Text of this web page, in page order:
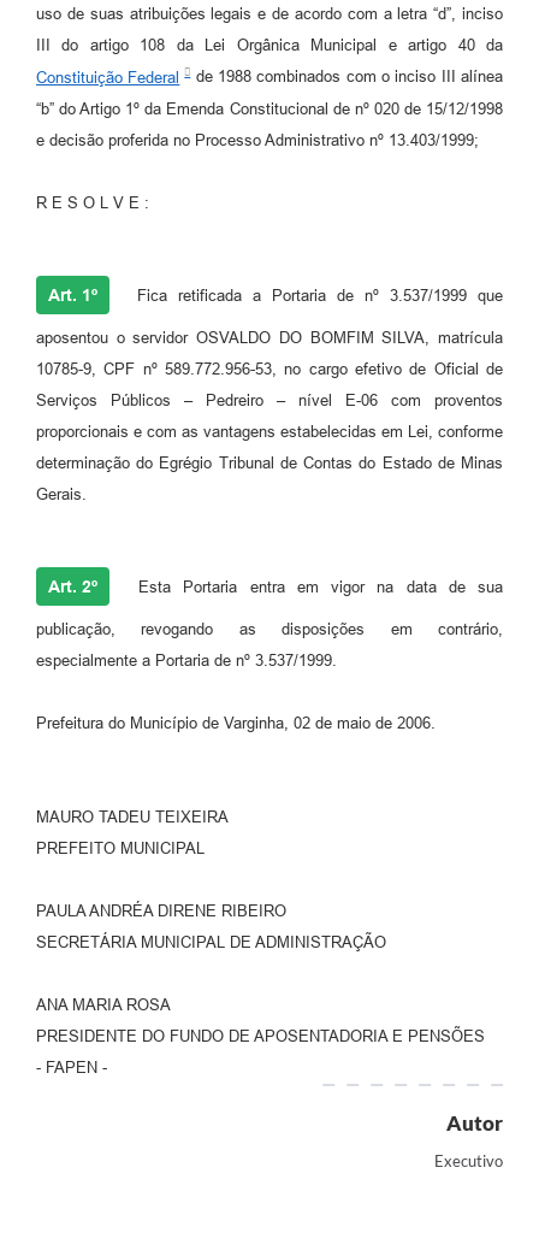
uso de suas atribuições legais e de acordo com a letra “d”, inciso
III do artigo 108 da Lei Orgânica Municipal e artigo 40 da
Constituição Federal
de 1988 combinados com o inciso III alínea
“b” do Artigo 1º da Emenda Constitucional de nº 020 de 15/12/1998
e decisão proferida no Processo Administrativo nº 13.403/1999;
R E S O L V E :
Art. 1º Fica retificada a Portaria de nº 3.537/1999 que
aposentou o servidor OSVALDO DO BOMFIM SILVA, matrícula
10785-9, CPF nº 589.772.956-53, no cargo efetivo de Oficial de
Serviços Públicos – Pedreiro – nível E-06 com proventos
proporcionais e com as vantagens estabelecidas em Lei, conforme
determinação do Egrégio Tribunal de Contas do Estado de Minas
Gerais.
Art. 2º Esta Portaria entra em vigor na data de sua
publicação, revogando as disposições em contrário,
especialmente a Portaria de nº 3.537/1999.
Prefeitura do Município de Varginha, 02 de maio de 2006.
MAURO TADEU TEIXEIRA
PREFEITO MUNICIPAL
PAULA ANDRÉA DIRENE RIBEIRO
SECRETÁRIA MUNICIPAL DE ADMINISTRAÇÃO
ANA MARIA ROSA
PRESIDENTE DO FUNDO DE APOSENTADORIA E PENSÕES
- FAPEN -
Autor
Executivo